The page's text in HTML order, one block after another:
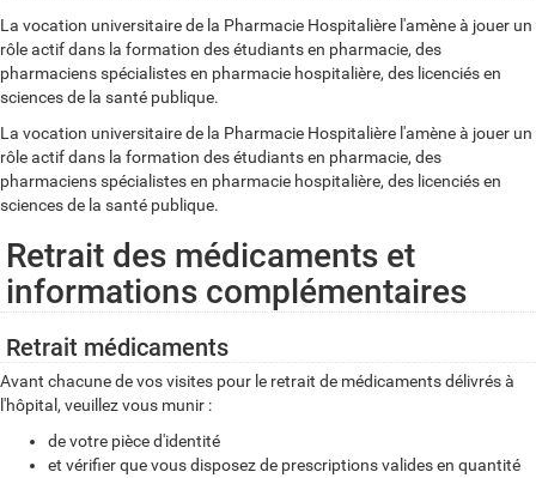
La vocation universitaire de la Pharmacie Hospitalière l'amène à jouer un
rôle actif dans la formation des étudiants en pharmacie, des
pharmaciens spécialistes en pharmacie hospitalière, des licenciés en
sciences de la santé publique.
La vocation universitaire de la Pharmacie Hospitalière l'amène à jouer un
rôle actif dans la formation des étudiants en pharmacie, des
pharmaciens spécialistes en pharmacie hospitalière, des licenciés en
sciences de la santé publique.
Retrait des médicaments et
informations complémentaires
Retrait médicaments
Avant chacune de vos visites pour le retrait de médicaments délivrés à
l'hôpital, veuillez vous munir :
de votre pièce d'identité
et vérifier que vous disposez de prescriptions valides en quantité